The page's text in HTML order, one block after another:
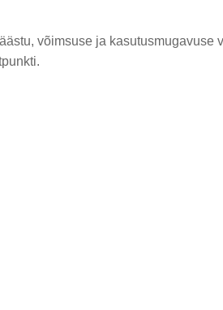
võimsuse ja kasutusmugavuse